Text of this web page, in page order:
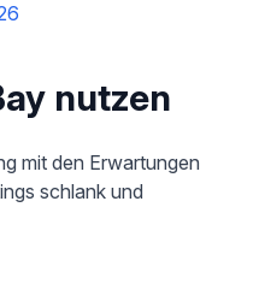
nutzen
mit den Erwartungen
schlank und